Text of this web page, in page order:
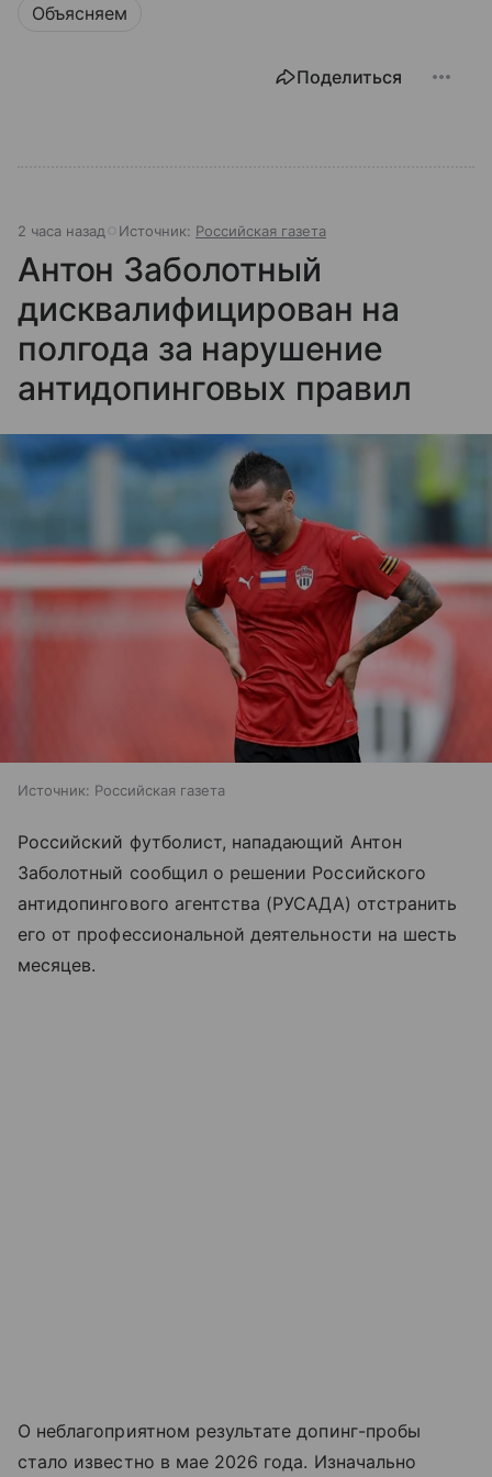
Объясняем
Поделиться
2 часа назад Источник: Российская газета
Антон Заболотный
дисквалифицирован на
полгода за нарушение
антидопинговых правил
Источник: Российская газета
Российский футболист, нападающий Антон
Заболотный сообщил о решении Российского
антидопингового агентства (РУСАДА) отстранить
его от профессиональной деятельности на шесть
месяцев.
О неблагоприятном результате допинг-пробы
стало известно в мае 2026 года. Изначально